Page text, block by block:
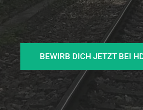
BEWIRB DICH JETZT BEI